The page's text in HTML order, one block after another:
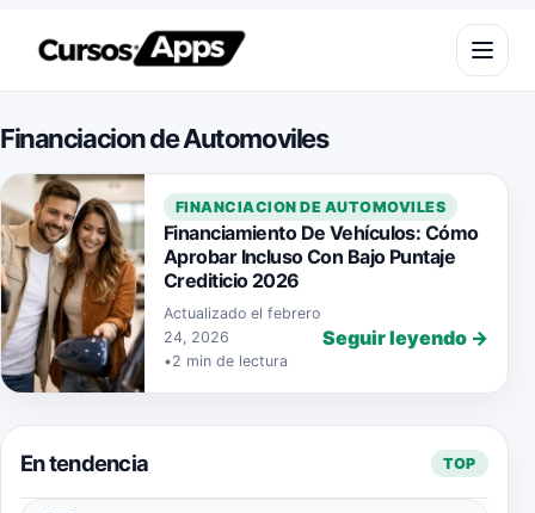
Saltar al contenido
Abrir
Financiacion de Automoviles
FINANCIACION DE AUTOMOVILES
Financiamiento De Vehículos: Cómo
Aprobar Incluso Con Bajo Puntaje
Crediticio 2026
Actualizado el febrero
24, 2026
•2 min de lectura
Seguir leyendo →
En tendencia TOP